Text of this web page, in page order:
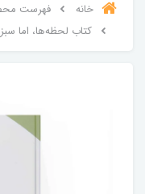
خانه
فهرست
کتاب لحظه‌ها، اما